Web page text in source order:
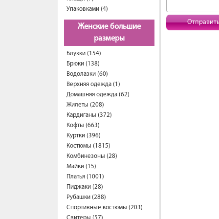
Упаковками (4)
Женские большие
размеры
Блузки (154)
Брюки (138)
Водолазки (60)
Верхняя одежда (1)
Домашняя одежда (62)
Жилеты (208)
Кардиганы (372)
Кофты (663)
Куртки (396)
Костюмы (1815)
Комбинезоны (28)
Майки (15)
Платья (1001)
Пиджаки (28)
Рубашки (288)
Спортивные костюмы (203)